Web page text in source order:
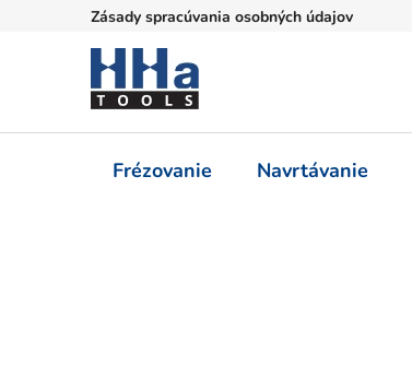
Zásady spracúvania osobných údajov
Frézovanie Navrtávanie